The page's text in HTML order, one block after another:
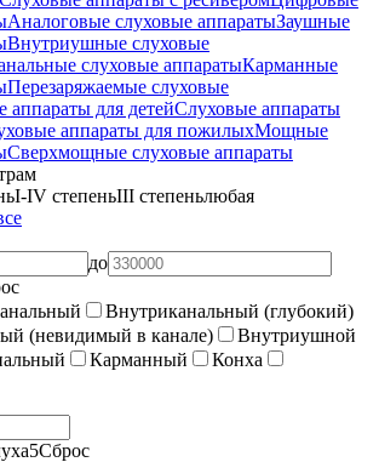
Аналоговые слуховые аппаратыЗаушные
Внутриушные слуховые
слуховые аппаратыКарманные
Перезаряжаемые слуховые
аппараты для детейСлуховые аппараты
аппараты для пожилыхМощные
Сверхмощные слуховые аппараты
I-IV степеньIII степеньлюбая
до
Внутриканальный (глубокий)
(невидимый в канале)
Внутриушной
Карманный
Конха
5Сброс